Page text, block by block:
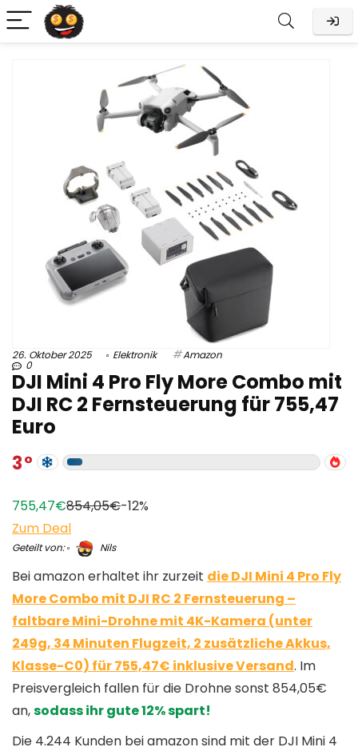
26. Oktober 2025 Elektronik Amazon
0
DJI Mini 4 Pro Fly More Combo mit
DJI RC 2 Fernsteuerung für 755,47
Euro
3
755,47€854,05€-12%
Zum Deal
Geteilt von: Nils
Bei amazon erhaltet ihr zurzeit die DJI Mini 4 Pro Fly
More Combo mit DJI RC 2 Fernsteuerung –
faltbare Mini-Drohne mit 4K-Kamera (unter
249g, 34 Minuten Flugzeit, 2 zusätzliche Akkus,
Klasse-C0) für 755,47€ inklusive Versand. Im
Preisvergleich fallen für die Drohne sonst 854,05€
an,sodass ihr gute 12% spart!
Die 4.244 Kunden bei amazon sind mit der DJI Mini 4